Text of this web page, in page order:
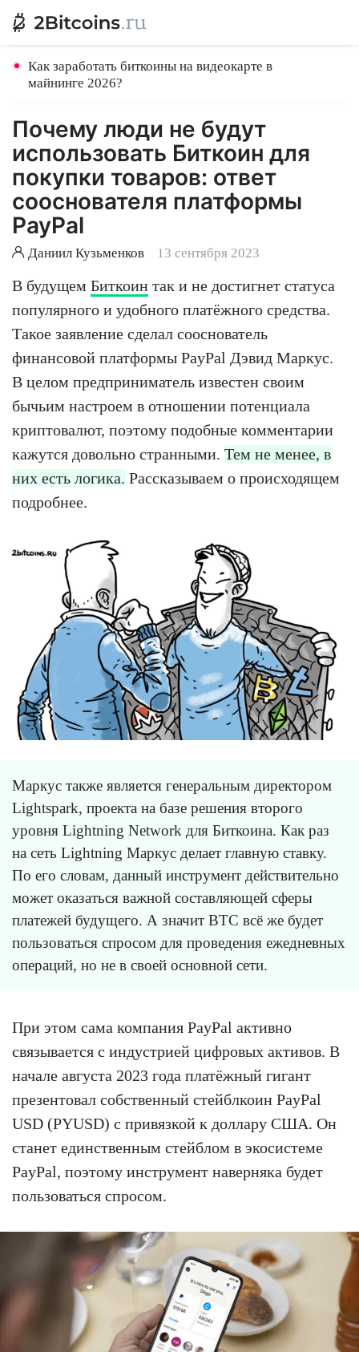
Как заработать биткоины на видеокарте в
майнинге 2026?
Почему люди не будут
использовать Биткоин для
покупки товаров: ответ
сооснователя платформы
PayPal
Даниил Кузьменков 13 сентября 2023
В будущем Биткоин так и не достигнет статуса
популярного и удобного платёжного средства.
Такое заявление сделал сооснователь
финансовой платформы PayPal Дэвид Маркус.
В целом предприниматель известен своим
бычьим настроем в отношении потенциала
криптовалют, поэтому подобные комментарии
кажутся довольно странными. Тем не менее, в
них есть логика. Рассказываем о происходящем
подробнее.
Маркус также является генеральным директором
Lightspark, проекта на базе решения второго
уровня Lightning Network для Биткоина. Как раз
на сеть Lightning Маркус делает главную ставку.
По его словам, данный инструмент действительно
может оказаться важной составляющей сферы
платежей будущего. А значит BTC всё же будет
пользоваться спросом для проведения ежедневных
операций, но не в своей основной сети.
При этом сама компания PayPal активно
связывается с индустрией цифровых активов. В
начале августа 2023 года платёжный гигант
презентовал собственный стейблкоин PayPal
USD (PYUSD) с привязкой к доллару США. Он
станет единственным стейблом в экосистеме
PayPal, поэтому инструмент наверняка будет
пользоваться спросом.